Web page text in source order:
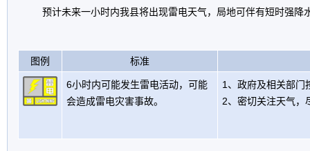
预计未来一小时内我县将出现雷电天气，局地可伴有短时强降
图例 标准
6小时内可能发生雷电活动，可能
会造成雷电灾害事故。
1、政府及相关部门
2、密切关注天气，